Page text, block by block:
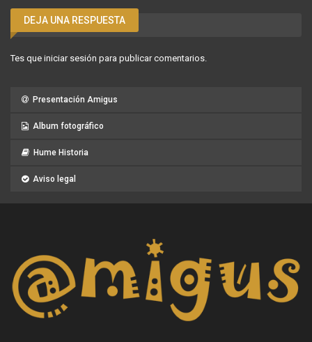
DEJA UNA RESPUESTA
Tes que iniciar sesión para publicar comentarios.
Presentación Amigus
Album fotográfico
Hume Historia
Aviso legal